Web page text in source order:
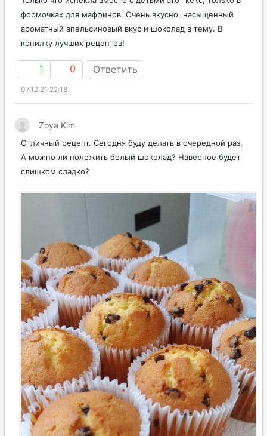
формочках для маффинов. Очень вкусно, насыщенный
ароматный апельсиновый вкус и шоколад в тему. В
копилку лучших рецептов!
1 0 Ответить
07.12.21 22:18
Zoya Kim
Отличный рецепт. Сегодня буду делать в очередной раз.
А можно ли положить белый шоколад? Наверное будет
слишком сладко?